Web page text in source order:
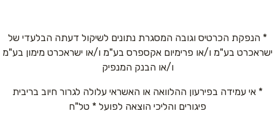
* הנפקת הכרטיס וגובה המסגרת נתונים לשיקול דעתה הבלעדי של
ישראכרט בע"מ ו/או פרימיום אקספרס בע"מ ו/או ישראכרט מימון בע"מ
ו/או הבנק המנפיק
* אי עמידה בפירעון ההלוואה או האשראי עלולה לגרור חיוב בריבית
פיגורים והליכי הוצאה לפועל * טל"ח